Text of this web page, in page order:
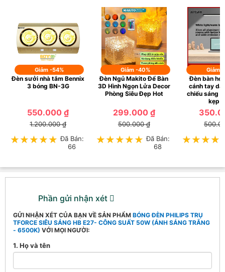
Giảm -54%
Đèn sưởi nhà tắm Bennix
3 bóng BN-3G
550.000 ₫
1.200.000 ₫
★★★★★
★★★★★ Đã Bán:
66
Giảm -40%
Đèn Ngủ Makito Để Bàn
3D Hình Ngọn Lửa Decor
Phòng Siêu Đẹp Hot
299.000 ₫
500.000 ₫
★★★★★
★★★★★ Đã Bán:
68
Giảm
Đèn bàn
cánh tay
chiếu sáng
kẹp
Phần gửi nhận xét
GỬI NHẬN XÉT CỦA BẠN VỀ SẢN PHẨM BÓNG ĐÈN PHILIPS TRỤ
TFORCE SIÊU SÁNG HB E27- CÔNG SUẤT 50W (ÁNH SÁNG TRẮNG
- 6500K) VỚI MỌI NGƯỜI:
1. Họ và tên